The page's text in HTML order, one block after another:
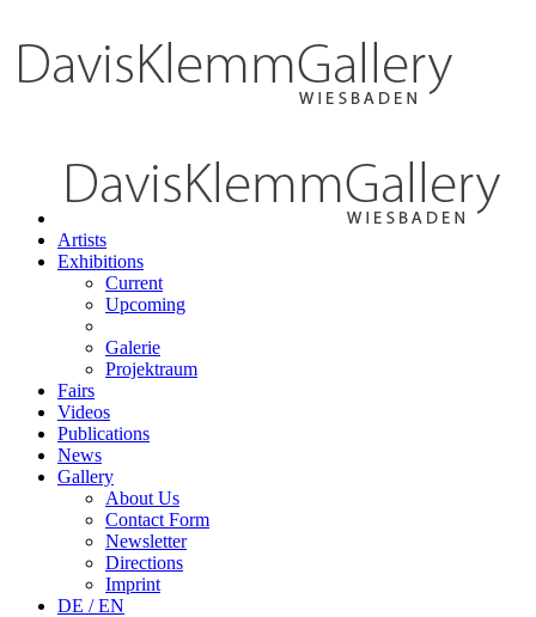
Artists
Exhibitions
Current
Upcoming
Galerie
Projektraum
Fairs
Videos
Publications
News
Gallery
About Us
Contact Form
Newsletter
Directions
Imprint
DE / EN